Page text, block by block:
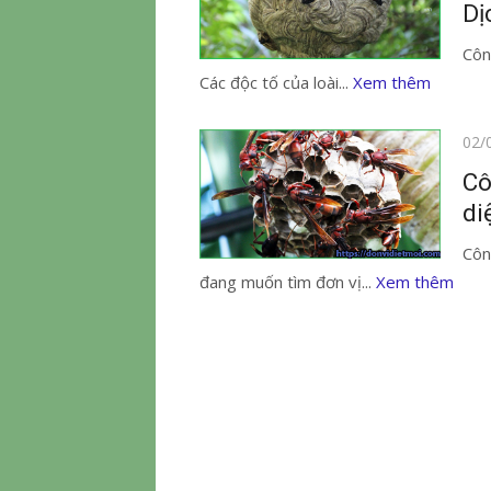
Các độc tố của loài... Xem thêm
02/
đang muốn tìm đơn vị... Xem thêm